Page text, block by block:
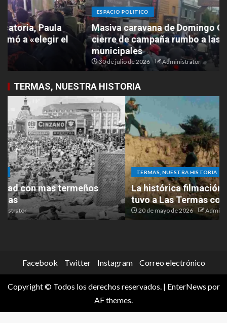
ESPACIO POLITICO
Masiva caravana de Domingo Gatella marcó el
cierre de campaña rumbo a las elecciones
municipales
Administrator
TERMAS, NUESTRA HISTORIA
TERMAS, NUESTRA HISTORIA
La histórica filmación de “El Cabo Savino” que
tuvo a Las Termas como protagonista
20 de mayo de 2026 Administrator
Facebook Twitter Instagram Correo electrónico
Copyright © Todos los derechos reservados. | EnterNews por
AF themes.